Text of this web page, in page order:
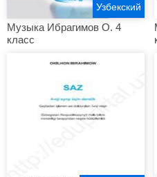
Музыка Ибрагимов О. 4
класс
Узбекский